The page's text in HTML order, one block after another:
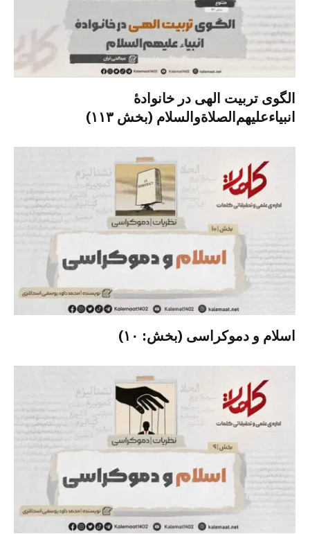
الگوی تربیت الهی در خانوادۀ
انبیاءعلیهم‌الصلاةو‌السلام (بخش ۱۱۳)
اسلام و دموکراسی (بخش: ۱۰)